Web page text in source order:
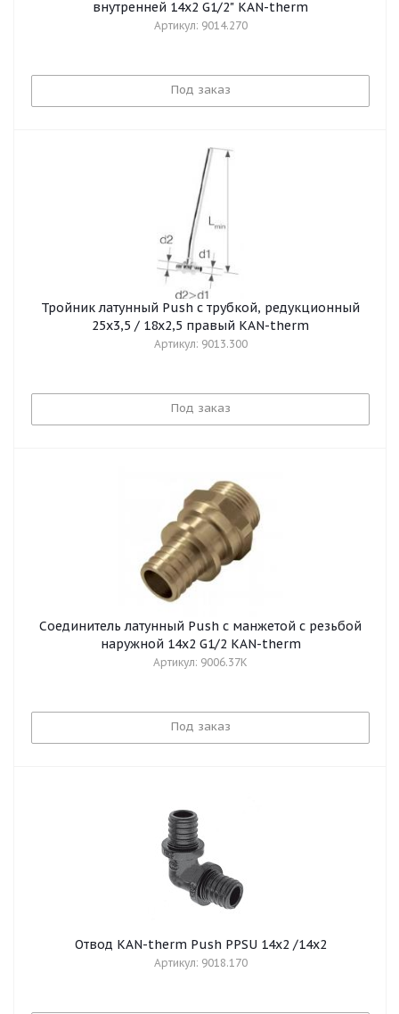
внутренней 14x2 G1/2" KAN-therm
Артикул: 9014.270
Под заказ
Тройник латунный Push с трубкой, редукционный
25х3,5 / 18х2,5 правый KAN-therm
Артикул: 9013.300
Под заказ
Cоединитель латунный Push с манжетой с резьбой
наружной 14x2 G1/2 KAN-therm
Артикул: 9006.37K
Под заказ
Отвод KAN-therm Push PPSU 14x2 /14x2
Артикул: 9018.170